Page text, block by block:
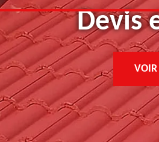
Devis
VOIR